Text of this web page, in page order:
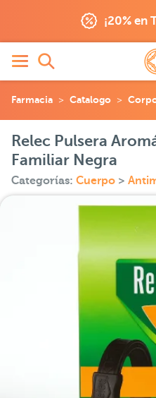
¡20% en
Farmacia Catalogo
Relec Pulsera
Familiar Negra
Categorías: Cuerpo >